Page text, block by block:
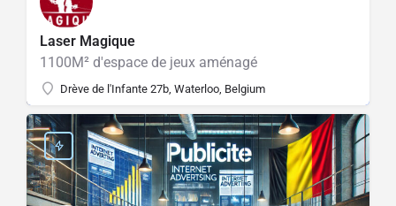
Laser Magique
1100M² d'espace de jeux aménagé
Drève de l'Infante 27b, Waterloo, Belgium